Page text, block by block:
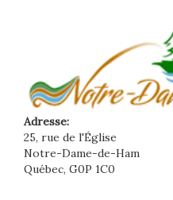
Adresse:
25, rue de l'Église
Notre-Dame-de-Ham
Québec, G0P 1C0